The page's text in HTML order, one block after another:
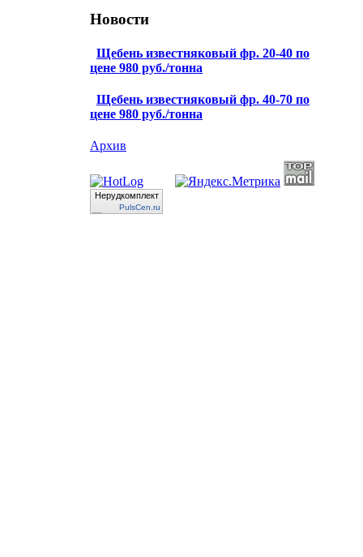
Новости
Щебень известняковый фр. 20-40 по
цене 980 руб./тонна
Щебень известняковый фр. 40-70 по
цене 980 руб./тонна
Архив
Нерудкомплект
PulsCen.ru